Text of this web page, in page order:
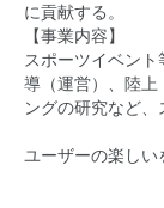
に貢献する。
【事業内容】
スポーツイベン
導（運営）、陸上
ングの研究など、
ユーザーの楽しい